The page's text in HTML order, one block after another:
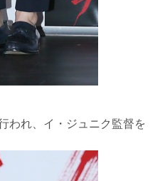
われ、イ・ジュニク監督を